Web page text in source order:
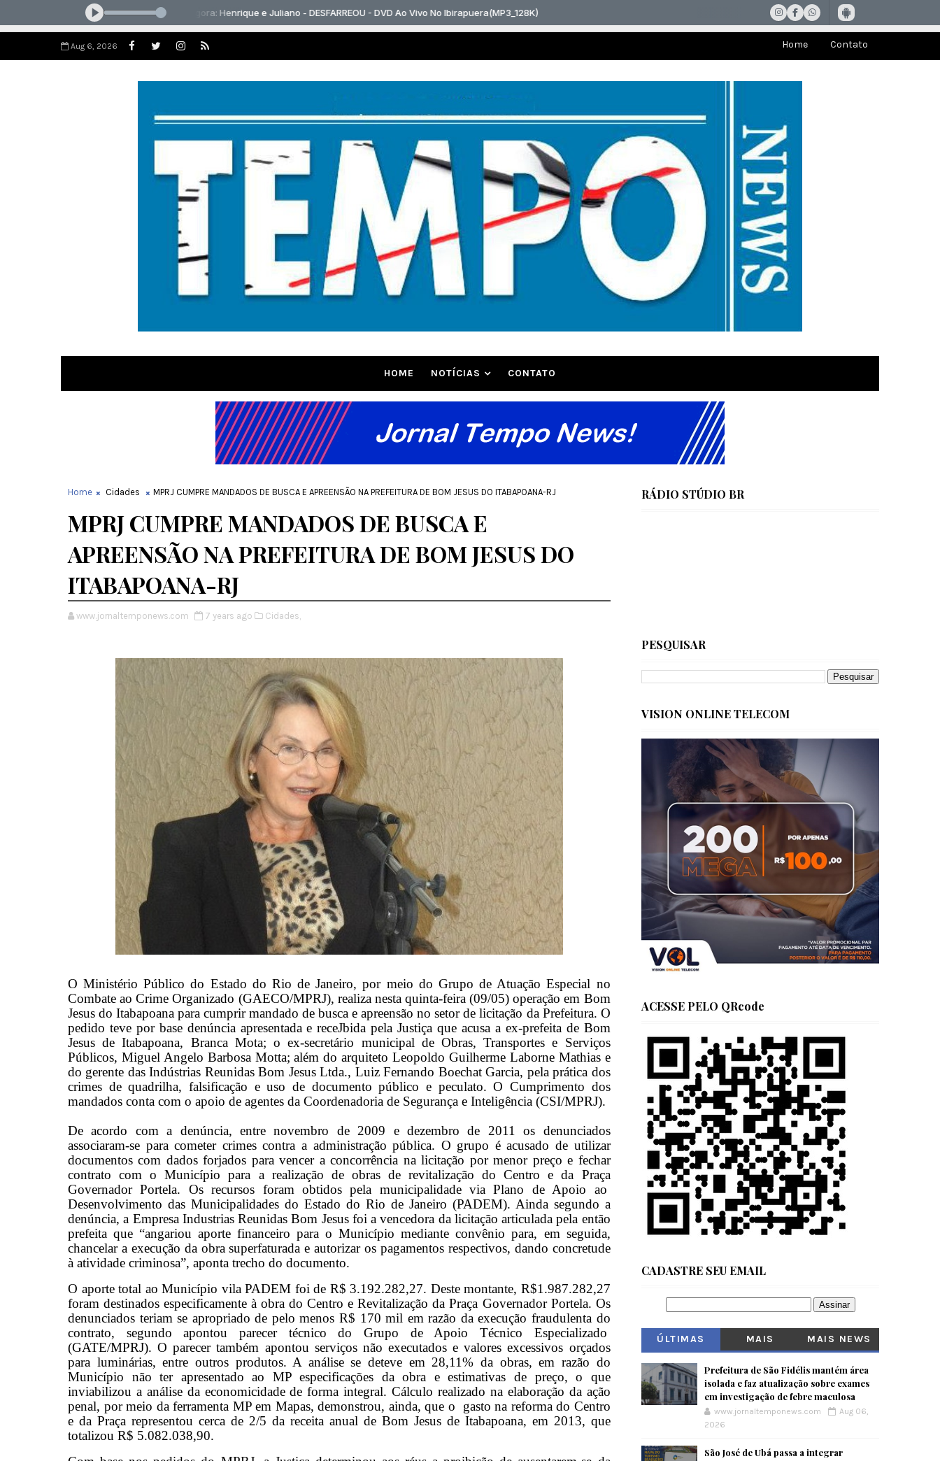
Aug 6, 2026 Home Contato
HOME NOTÍCIAS CONTATO
Home Cidades MPRJ CUMPRE MANDADOS DE BUSCA E APREENSÃO NA PREFEITURA DE BOM JESUS DO ITABAPOANA-RJ
MPRJ CUMPRE MANDADOS DE BUSCA E
APREENSÃO NA PREFEITURA DE BOM JESUS DO
ITABAPOANA-RJ
www.jornaltemponews.com 7 years ago Cidades,
O Ministério Público do Estado do Rio de Janeiro, por meio do Grupo de Atuação Especial no
Combate ao Crime Organizado (GAECO/MPRJ), realiza nesta quinta-feira (09/05) operação em Bom
Jesus do Itabapoana para cumprir mandado de busca e apreensão no setor de licitação da Prefeitura. O
pedido teve por base denúncia apresentada e receJbida pela Justiça que acusa a ex-prefeita de Bom
Jesus de Itabapoana, Branca Mota; o ex-secretário municipal de Obras, Transportes e Serviços
Públicos, Miguel Angelo Barbosa Motta; além do arquiteto Leopoldo Guilherme Laborne Mathias e
do gerente das Indústrias Reunidas Bom Jesus Ltda., Luiz Fernando Boechat Garcia, pela prática dos
crimes de quadrilha, falsificação e uso de documento público e peculato. O Cumprimento dos
mandados conta com o apoio de agentes da Coordenadoria de Segurança e Inteligência (CSI/MPRJ).
De acordo com a denúncia, entre novembro de 2009 e dezembro de 2011 os denunciados
associaram-se para cometer crimes contra a administração pública. O grupo é acusado de utilizar
documentos com dados forjados para vencer a concorrência na licitação por menor preço e fechar
contrato com o Município para a realização de obras de revitalização do Centro e da Praça
Governador Portela. Os recursos foram obtidos pela municipalidade via Plano de Apoio ao
Desenvolvimento das Municipalidades do Estado do Rio de Janeiro (PADEM). Ainda segundo a
denúncia, a Empresa Industrias Reunidas Bom Jesus foi a vencedora da licitação articulada pela então
prefeita que “angariou aporte financeiro para o Município mediante convênio para, em seguida,
chancelar a execução da obra superfaturada e autorizar os pagamentos respectivos, dando concretude
à atividade criminosa”, aponta trecho do documento.
O aporte total ao Município vila PADEM foi de R$ 3.192.282,27. Deste montante, R$1.987.282,27
foram destinados especificamente à obra do Centro e Revitalização da Praça Governador Portela. Os
denunciados teriam se apropriado de pelo menos R$ 170 mil em razão da execução fraudulenta do
contrato, segundo apontou parecer técnico do Grupo de Apoio Técnico Especializado
(GATE/MPRJ). O parecer também apontou serviços não executados e valores excessivos orçados
para luminárias, entre outros produtos. A análise se deteve em 28,11% da obras, em razão do
Município não ter apresentado ao MP especificações da obra e estimativas de preço, o que
inviabilizou a análise da economicidade de forma integral. Cálculo realizado na elaboração da ação
penal, por meio da ferramenta MP em Mapas, demonstrou, ainda, que o gasto na reforma do Centro
e da Praça representou cerca de 2/5 da receita anual de Bom Jesus de Itabapoana, em 2013, que
totalizou R$ 5.082.038,90.
RÁDIO STÚDIO BR
PESQUISAR
VISION ONLINE TELECOM
ACESSE PELO QRcode
CADASTRE SEU EMAIL
ÚLTIMAS
MAIS
MAIS NEWS
Prefeitura de São Fidélis mantém área
isolada e faz atualização sobre exames
em investigação de febre maculosa
www.jornaltemponews.com
Aug 06,
2026
São José de Ubá passa a integrar